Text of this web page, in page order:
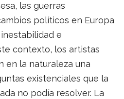
las guerras
políticos en Europa
e
contexto, los artistas
en la naturaleza una
existenciales que la
no podía resolver. La